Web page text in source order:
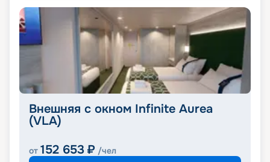
Внешняя с окном Infinite Aurea
(VLA)
от 152 653 ₽ /чел